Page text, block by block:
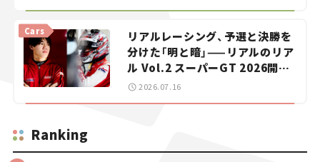
リアルレーシング、予選と決勝を
分けた「明と暗」——リアルのリア
ル Vol.2 スーパーGT 2026開幕
戦 岡山国際サーキット
Cars
2026.07.16
Ranking